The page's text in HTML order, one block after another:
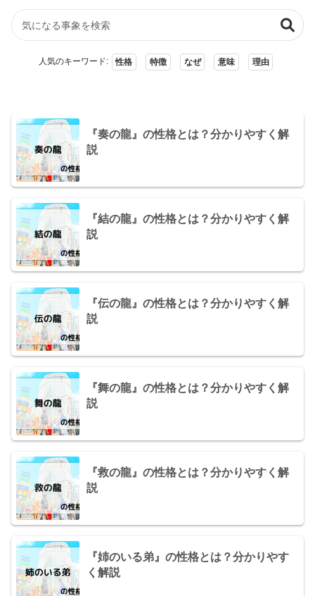
人気のキーワード: 性格 特徴 なぜ 意味 理由
『奏の龍』の性格とは？分かりやすく解
説
『結の龍』の性格とは？分かりやすく解
説
『伝の龍』の性格とは？分かりやすく解
説
『舞の龍』の性格とは？分かりやすく解
説
『救の龍』の性格とは？分かりやすく解
説
『姉のいる弟』の性格とは？分かりやす
く解説